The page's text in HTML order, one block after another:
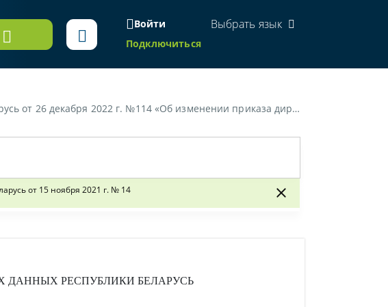
Войти
Подключиться
Выбрать язык
Национального центра защиты персональных данных Республики Беларусь от 15 ноября 2021 г. № 14»
от 15 ноября 2021 г. № 14
РЕСПУБЛИКИ БЕЛАРУСЬ